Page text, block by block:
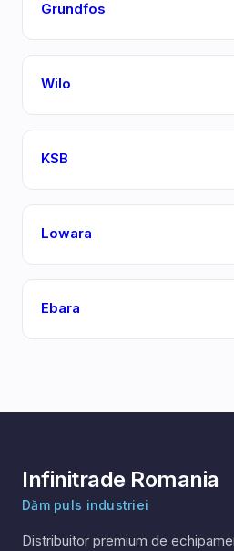
Grundfos
Wilo
KSB
Lowara
Ebara
Infinitrade Romania
Dăm puls industriei
Distribuitor premium de